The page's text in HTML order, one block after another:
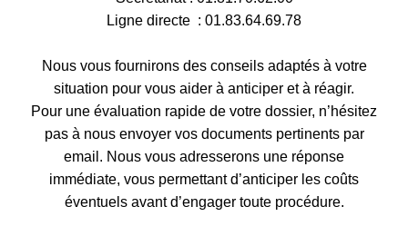
Ligne directe : 01.83.64.69.78
Nous vous fournirons des conseils adaptés à votre
situation pour vous aider à anticiper et à réagir.
Pour une évaluation rapide de votre dossier, n’hésitez
pas à nous envoyer vos documents pertinents par
email. Nous vous adresserons une réponse
immédiate, vous permettant d’anticiper les coûts
éventuels avant d’engager toute procédure.